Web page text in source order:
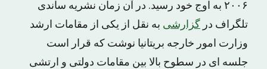
۲۰۰۶ به اوج خود رسید. در آن زمان نشریه ساندی
تلگراف در گزارشی به نقل از یکی از مقامات ارشد
وزارت امور خارجه بریتانیا نوشت که قرار است
جلسه ای در سطوح بالا بین مقامات دولتی و ارتشی